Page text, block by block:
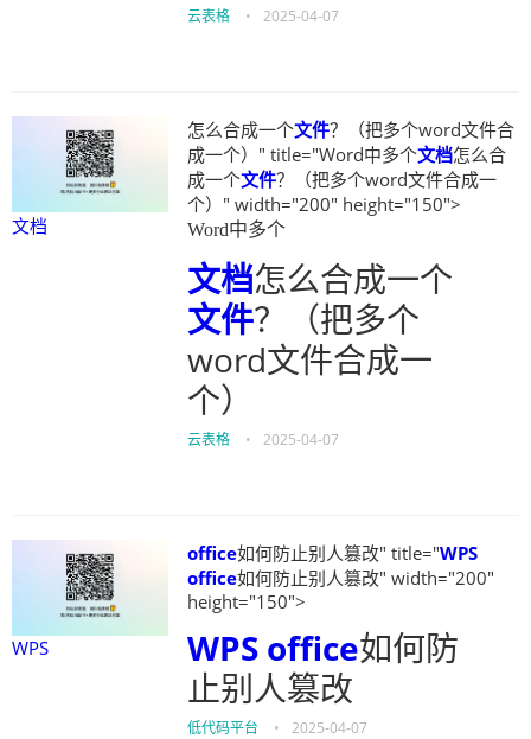
云表格 • 2025-04-07
文档
怎么合成一个文件？（把多个word文件合
成一个）" title="Word中多个文档怎么合
成一个文件？（把多个word文件合成一
个）" width="200" height="150">
Word中多个
文档怎么合成一个
文件？（把多个
word文件合成一
个）
云表格 • 2025-04-07
WPS
office如何防止别人篡改" title="WPS
office如何防止别人篡改" width="200"
height="150">
WPS office如何防
止别人篡改
低代码平台 • 2025-04-07